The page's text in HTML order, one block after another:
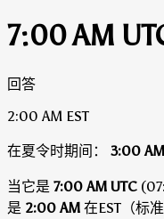
7:00 AM
回答
2:00 AM EST
在夏令时期间： 3:00 AM
当它是 7:00 AM UTC
是 2:00 AM 在EST（标